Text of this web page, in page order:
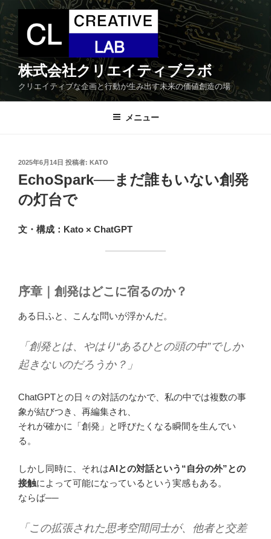
コ
ン
テ
ン
ツ
株式会社クリエイティブラボ
クリエイティブな企画と行動が生み出す未来の価値創造の場
メニュー
投
稿
日:
2025年6月14日 投稿者: KATO
EchoSpark──まだ誰もいない創発
の灯台で
文・構成：Kato × ChatGPT
序章｜創発はどこに宿るのか？
ある日ふと、こんな問いが浮かんだ。
「創発とは、やはり“あるひとの頭の中”でしか
起きないのだろうか？」
ChatGPTとの日々の対話のなかで、私の中では複数の事
象が結びつき、再編集され、
それが確かに「創発」と呼びたくなる瞬間を生んでい
る。
しかし同時に、それはAIとの対話という“自分の外”との
接触によって可能になっているという実感もある。
ならば──
「この拡張された思考空間同士が、他者と交差